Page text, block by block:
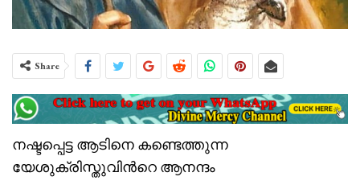
Share
നഷ്ടപ്പെട്ട ആടിനെ കണ്ടെത്തുന്ന
യേശുക്രിസ്തുവിൻറെ ആനന്ദം